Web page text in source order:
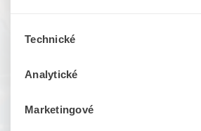
20 000
4 200
Technické
Analytické
Marketingové